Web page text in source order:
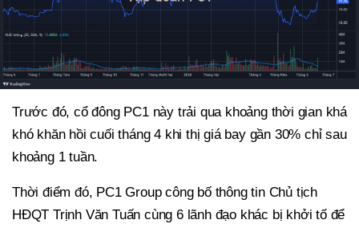
Trước đó, cổ đông PC1 này trải qua khoảng thời gian khá
khó khăn hồi cuối tháng 4 khi thị giá bay gần 30% chỉ sau
khoảng 1 tuần.
Thời điểm đó, PC1 Group công bố thông tin Chủ tịch
HĐQT Trịnh Văn Tuấn cùng 6 lãnh đạo khác bị khởi tố để